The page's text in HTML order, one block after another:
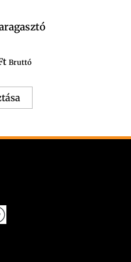
Bruttó
termékoldalon